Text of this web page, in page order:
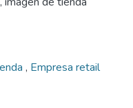
, Empresa retail